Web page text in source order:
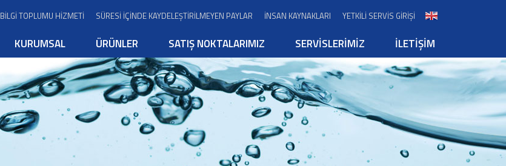
BİLGİ TOPLUMU HİZMETİ SÜRESİ İÇİNDE KAYDELEŞTİRİLMEYEN PAYLAR İNSAN KAYNAKLARI YETKİLİ SERVİS GİRİŞİ
KURUMSAL ÜRÜNLER SATIŞ NOKTALARIMIZ SERVİSLERİMİZ İLETİŞİM